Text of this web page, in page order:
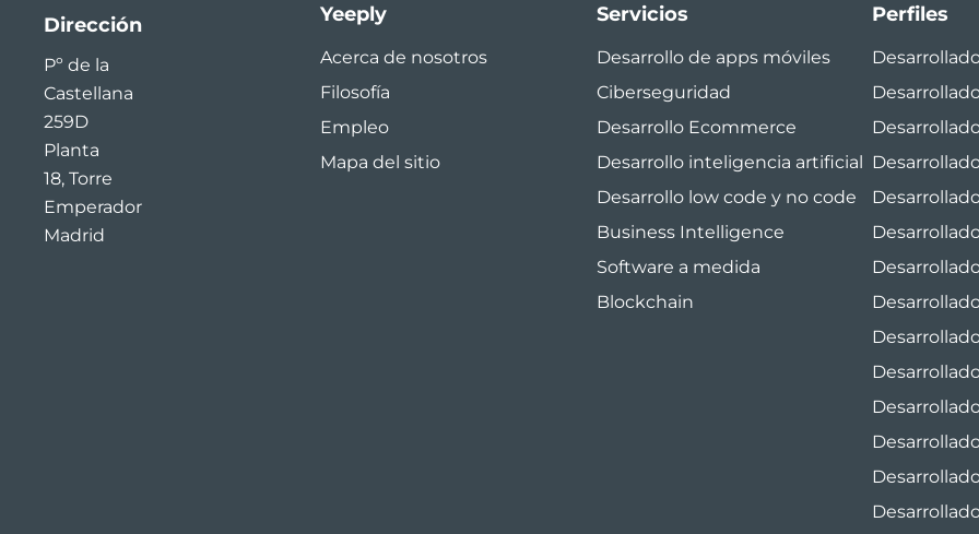
Dirección
Pº de la
Castellana
259D
Planta
18, Torre
Emperador
Madrid
Yeeply
Acerca de nosotros
Filosofía
Empleo
Mapa del sitio
Servicios
Desarrollo de apps móviles
Ciberseguridad
Desarrollo Ecommerce
Desarrollo inteligencia artificial
Desarrollo low code y no code
Business Intelligence
Software a medida
Blockchain
Perfiles